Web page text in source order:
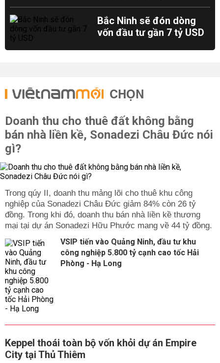
Bắc Ninh sẽ đón dòng
vốn đầu tư gần 7 tỷ USD
CHỌN
Doanh thu cho thuê đất không bằng
bán nhà liền kề, Sonadezi Châu Đức nói
gì?
Trong qúy II, doanh thu mảng lõi cho thuê khu công
nghiệp của Sonadezi Châu Đức giảm 84% còn 26 tỷ
đồng. Trong khi đó, doanh thu bán nhà liền kề thương
mại tại dự án Sonadezi Hữu Phước mang về 44 tỷ đồng.
VSIP tiến vào Quảng Ninh, đầu tư khu
công nghiệp 5.800 tỷ cạnh cao tốc Hải
Phòng - Hạ Long
Keppel thoái toàn bộ vốn khỏi dự án Empire
City tại Thủ Thiêm